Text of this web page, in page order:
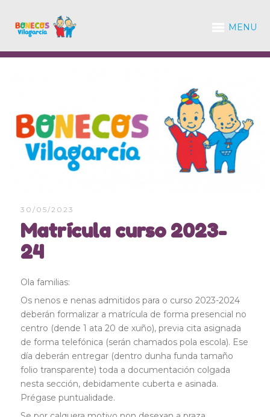
MENU
30/05/2023
Matrícula curso 2023-
24
Ola familias:
Os nenos e nenas admitidos para o curso 2023-2024
deberán formalizar a matrícula de forma presencial no
centro (dende 1 ata 20 de xuño), previa cita asignada
de forma telefónica (serán chamados pola escola). Ese
día deberán entregar (dentro dunha funda tamaño
folio transparente) toda a documentación colgada
nesta sección, debidamente cuberta e asinada.
Prégase puntualidade.